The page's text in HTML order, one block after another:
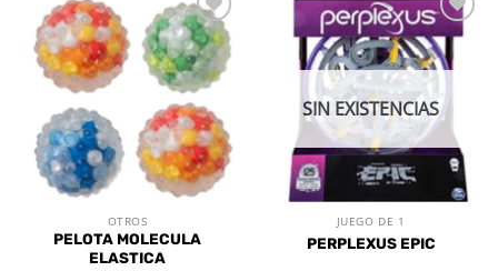
Añadir
a la
lista de
deseos
OTROS
PELOTA MOLECULA
ELASTICA
Añadir
a la
lista de
deseos
SIN EXISTENCIAS
JUEGO DE 1
PERPLEXUS EPIC